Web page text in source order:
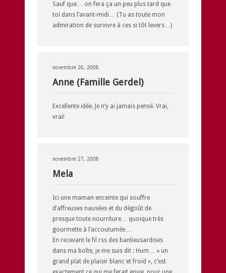
Sauf que… on fera ça un peu plus tard que
toi dans l’avant-midi… (Tu as toute mon
admiration de survivre à ces si tôt levers…)
novembre 26, 2008
Anne (Famille Gerdel)
Excellente idée. Je n’y ai jamais pensé. Vrai,
vrai!
novembre 27, 2008
Mela
Ici une maman enceinte qui souffre
d’affreuses nausées et du dégoût de
presque toute nourriture… quoique très
gourmette à l’accoutumée…
En recevant le fil rss des banlieusardises
dans ma boîte, je me suis dit : Hum… « un
grand plat de plaisir blanc et froid », c’est